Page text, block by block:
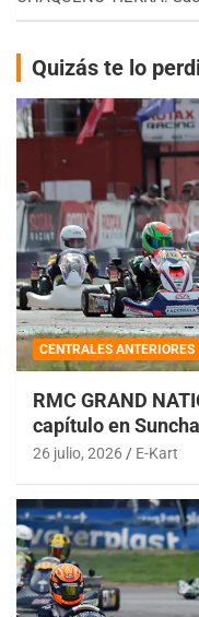
Quizás te lo
CENTRALES ANTERIORES
RMC GRAND
capítulo en
26 julio, 2026 E-Kart